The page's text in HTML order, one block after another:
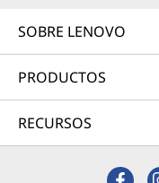
SOBRE LENOVO
PRODUCTOS
RECURSOS